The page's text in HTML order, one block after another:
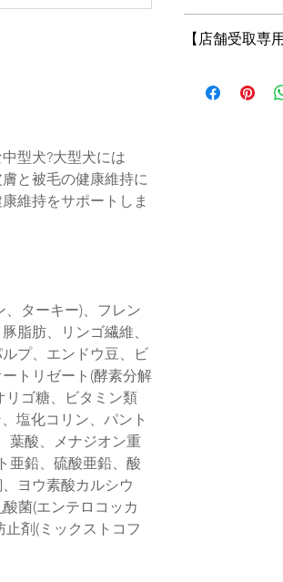
型犬?大型犬には
と被毛の健康維持に
維持をサポートしま
ターキー)、フレン
脂肪、リンゴ繊維、
プ、エンドウ豆、ビ
トリゼート(酵素分解
リゴ糖、ビタミン類
塩化コリン、パント
葉酸、メナジオン重
亜鉛、硫酸亜鉛、酸
ヨウ素酸カルシウ
菌(エンテロコッカ
剤(ミックストコフ
当店はお客様
【店舗受取専
トで「店舗受取